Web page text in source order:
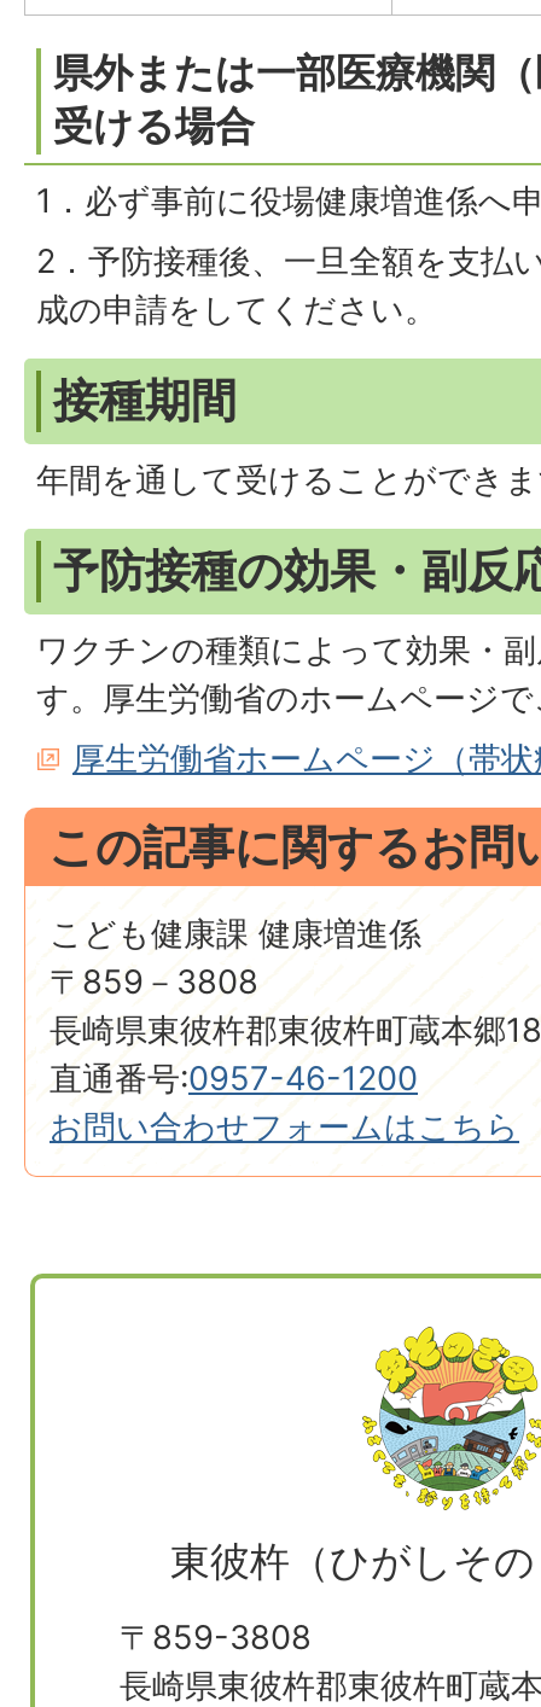
県外または一部医療機関
受ける場合
1．必ず事前に役場健康増進係へ
2．予防接種後、一旦全額を支払
成の申請をしてください。
接種期間
年間を通して受けることができ
予防接種の効果・副反
ワクチンの種類によって効果・
す。厚生労働省のホームページ
厚生労働省ホームページ（帯
この記事に関するお問
こども健康課 健康増進係
〒859－3808
長崎県東彼杵郡東彼杵町蔵本郷
直通番号:0957-46-1200
お問い合わせフォームはこちら
東彼杵（ひがしそ
〒859-3808
長崎県東彼杵郡東彼杵町蔵